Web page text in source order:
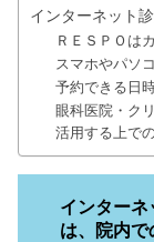
インターネット
ＲＥＳＰＯは
スマホやパソ
予約できる日
眼科医院・ク
活用する上で
インターネ
は、院内で